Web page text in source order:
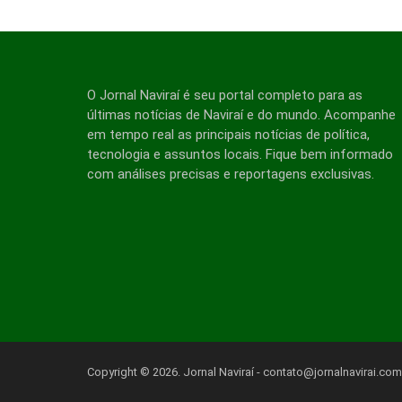
O Jornal Naviraí é seu portal completo para as
últimas notícias de Naviraí e do mundo. Acompanhe
em tempo real as principais notícias de política,
tecnologia e assuntos locais. Fique bem informado
com análises precisas e reportagens exclusivas.
Copyright © 2026. Jornal Naviraí -